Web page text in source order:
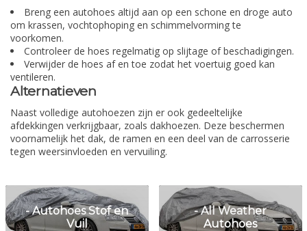
Breng een autohoes altijd aan op een schone en droge auto
om krassen, vochtophoping en schimmelvorming te
voorkomen.
Controleer de hoes regelmatig op slijtage of beschadigingen.
Verwijder de hoes af en toe zodat het voertuig goed kan
ventileren.
Alternatieven
Naast volledige autohoezen zijn er ook gedeeltelijke
afdekkingen verkrijgbaar, zoals dakhoezen. Deze beschermen
voornamelijk het dak, de ramen en een deel van de carrosserie
tegen weersinvloeden en vervuiling.
- Autohoes Stof en
Vuil
- All Weather
Autohoes